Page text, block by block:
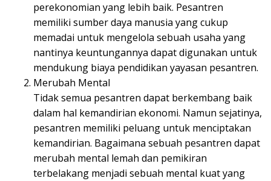
perekonomian yang lebih baik. Pesantren
memiliki sumber daya manusia yang cukup
memadai untuk mengelola sebuah usaha yang
nantinya keuntungannya dapat digunakan untuk
mendukung biaya pendidikan yayasan pesantren.
Merubah Mental
Tidak semua pesantren dapat berkembang baik
dalam hal kemandirian ekonomi. Namun sejatinya,
pesantren memiliki peluang untuk menciptakan
kemandirian. Bagaimana sebuah pesantren dapat
merubah mental lemah dan pemikiran
terbelakang menjadi sebuah mental kuat yang